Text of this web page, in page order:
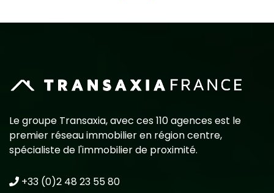
Le groupe Transaxia, avec ces 110 agences est le
premier réseau immobilier en région centre,
spécialiste de l'immobilier de proximité.
+33 (0)2 48 23 55 80